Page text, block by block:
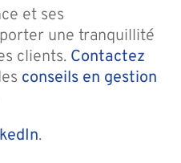
et ses
une tranquillité
clients. Contactez
conseils en gestion
.